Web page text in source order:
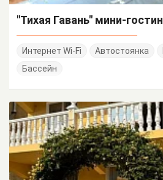
"Тихая Гавань" мини-
Интернет Wi-Fi Автостоянка
Бассейн